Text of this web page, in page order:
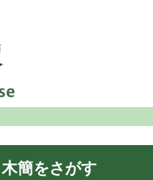
木簡をさがす